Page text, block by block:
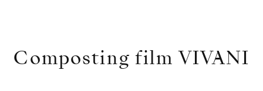
Composting film VIVANI